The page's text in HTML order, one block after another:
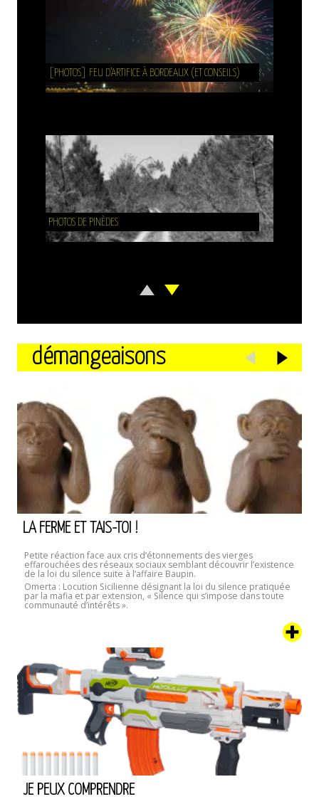
[PHOTOS] FEU D’ARTIFICE À BORDEAUX (ET CONSEILS)
PHOTOS DE PINÈDES
démangeaisons
LA FERME ET TAIS-TOI !
Petite réaction face aux cris d’étonnements des vierges
effarouchées des réseaux sociaux semblant découvrir l’existence
de la loi du silence suite à l’affaire Baupin.
Omerta : Locution Sicilienne désignant la loi du silence pratiquée
par la mafia et par extension, « Silence qui s’impose dans toute
communauté d’intérêts ».
JE PEUX COMPRENDRE